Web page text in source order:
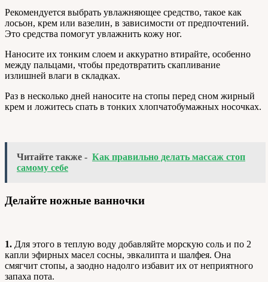
Рекомендуется выбрать увлажняющее средство, такое как
лосьон, крем или вазелин, в зависимости от предпочтений.
Это средства помогут увлажнить кожу ног.
Наносите их тонким слоем и аккуратно втирайте, особенно
между пальцами, чтобы предотвратить скапливание
излишней влаги в складках.
Раз в несколько дней наносите на стопы перед сном жирный
крем и ложитесь спать в тонких хлопчатобумажных носочках.
Читайте также - Как правильно делать массаж стоп
самому себе
Делайте ножные ванночки
1. Для этого в теплую воду добавляйте морскую соль и по 2
капли эфирных масел сосны, эвкалипта и шалфея. Она
смягчит стопы, а заодно надолго избавит их от неприятного
запаха пота.